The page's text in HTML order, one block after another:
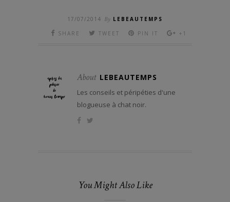
17/07/2014 By LEBEAUTEMPS
SHARE
TWEET PIN IT +1
About LEBEAUTEMPS
Les conseils et péripéties d'une
blogueuse à chat noir.
You Might Also Like